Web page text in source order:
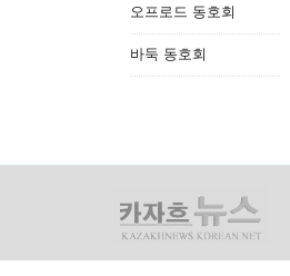
오프로드 동호회
바둑 동호회